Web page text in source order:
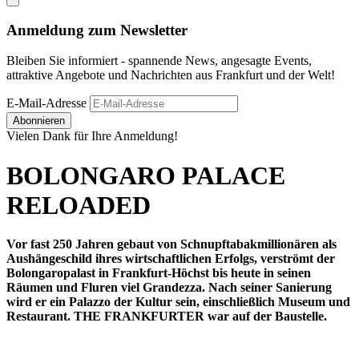
Anmeldung zum Newsletter
Bleiben Sie informiert - spannende News, angesagte Events,
attraktive Angebote und Nachrichten aus Frankfurt und der Welt!
E-Mail-Adresse
Abonnieren
Vielen Dank für Ihre Anmeldung!
BOLONGARO PALACE
RELOADED
Vor fast 250 Jahren gebaut von Schnupftabakmillionären als
Aushängeschild ihres wirtschaftlichen Erfolgs, verströmt der
Bolongaropalast in Frankfurt-Höchst bis heute in seinen
Räumen und Fluren viel Grandezza. Nach seiner Sanierung
wird er ein Palazzo der Kultur sein, einschließlich Museum und
Restaurant. THE FRANKFURTER war auf der Baustelle.